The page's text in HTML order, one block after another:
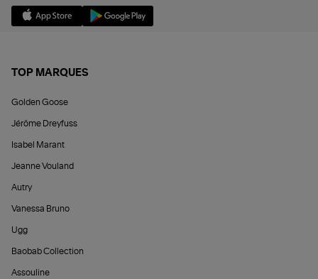
TOP MARQUES
Golden Goose
Jérôme Dreyfuss
Isabel Marant
Jeanne Vouland
Autry
Vanessa Bruno
Ugg
Baobab Collection
Assouline